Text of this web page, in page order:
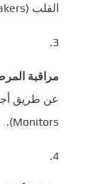
القلب (Pacemakers).
مراقبة
Monitors).